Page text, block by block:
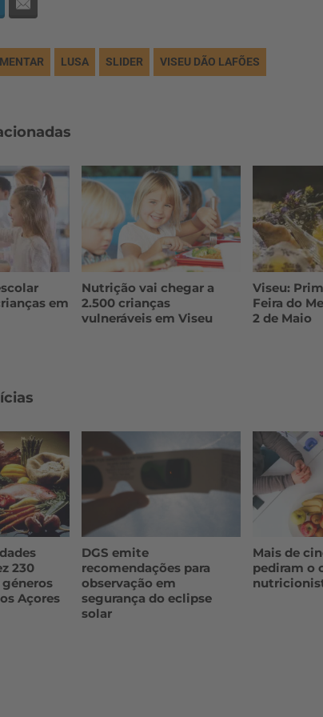
LUSA SLIDER VISEU DÃO LAFÕES
em
Nutrição vai chegar a
2.500 crianças
vulneráveis em Viseu
Viseu:
Feira do
2 de Maio
230
géneros
Açores
DGS emite
recomendações para
observação em
segurança do eclipse
solar
Mais de
pediram o